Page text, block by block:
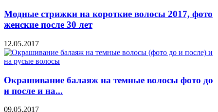
Модные стрижки на короткие волосы 2017, фото
женские после 30 лет
12.05.2017
Окрашивание балаяж на темные волосы фото до
и после и на...
09.05.2017